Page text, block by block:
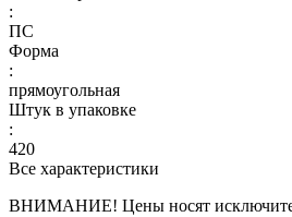
:
ПС
Форма
:
прямоугольная
Штук в упаковке
:
420
Все характеристики
ВНИМАНИЕ! Цены носят